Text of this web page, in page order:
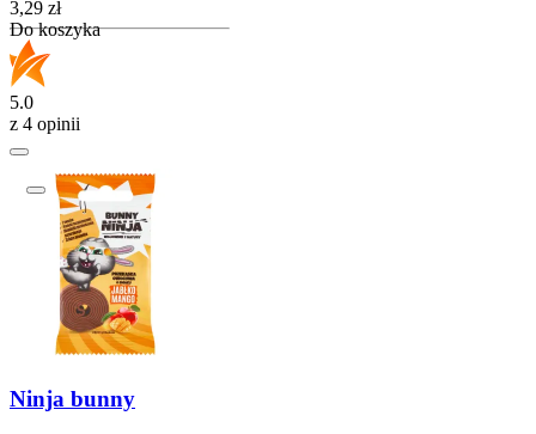
Cena
3,29 zł
Do koszyka
5.0
z 4 opinii
Ninja bunny